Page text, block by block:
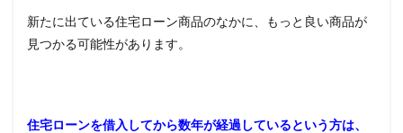
証料
4.3
数料
新たに出ている住宅ローン商品のなかに、もっと良い商品が
見つかる可能性があります。
住宅ローンを借入してから数年が経過しているという方は、